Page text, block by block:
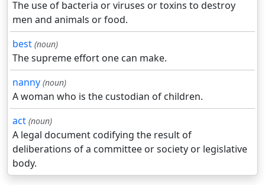
The use of bacteria or viruses or toxins to destroy
men and animals or food.
best (noun)
The supreme effort one can make.
nanny (noun)
A woman who is the custodian of children.
act (noun)
A legal document codifying the result of
deliberations of a committee or society or legislative
body.